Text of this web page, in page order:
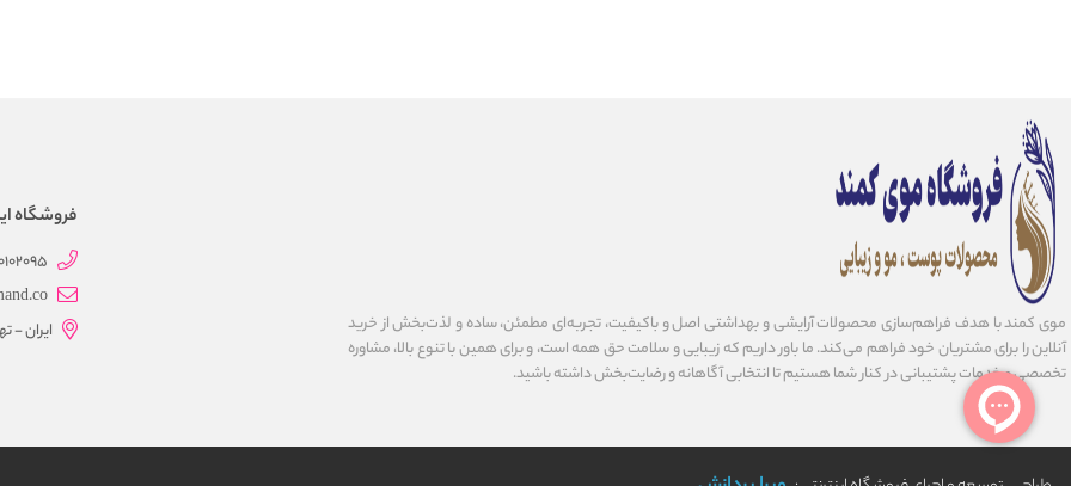
موی کمند با هدف فراهم‌سازی محصولات آرایشی و بهداشتی اصل و باکیفیت، تجربه‌ای مطمئن، ساده و لذت‌بخش از خرید
آنلاین را برای مشتریان خود فراهم می‌کند. ما باور داریم که زیبایی و سلامت حق همه است، و برای همین با تنوع بالا، مشاوره
تخصصی و خدمات پشتیبانی در کنار شما هستیم تا انتخابی آگاهانه و رضایت‌بخش داشته باشید.
فروشگاه
ایران -